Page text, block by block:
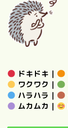
ドキドキ ｜
ワクワク ｜
ハラハラ ｜
ムカムカ ｜